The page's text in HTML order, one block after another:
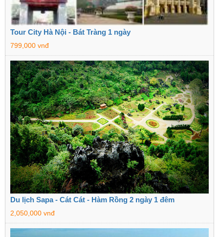
Tour City Hà Nội - Bát Tràng 1 ngày
799,000 vnđ
Du lịch Sapa - Cát Cát - Hàm Rồng 2 ngày 1 đêm
2,050,000 vnđ